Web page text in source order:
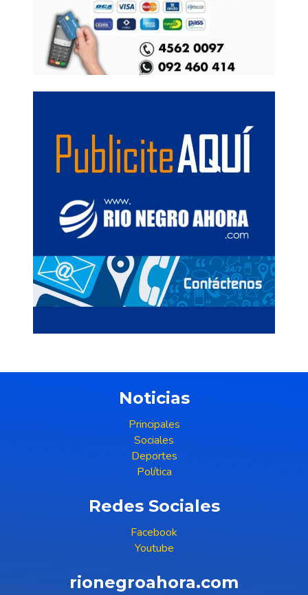
Noticias
Principales
Sociales
Deportes
Política
Redes Sociales
Facebook
Youtube
rionegroahora.com